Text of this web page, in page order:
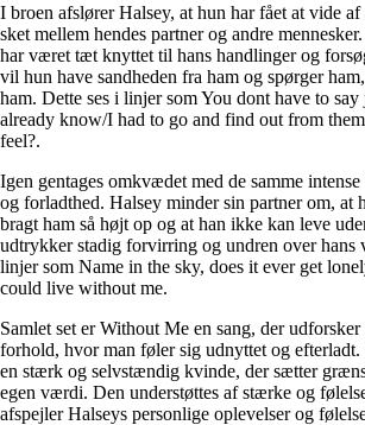
I broen afslører Halsey, at hun har fået at vide
sket mellem hendes partner og andre
har været tæt knyttet til hans handlinger og
vil hun have sandheden fra ham og spørger
ham. Dette ses i linjer som You dont have to
already know/I had to go and find out from
feel?.
Igen gentages omkvædet med de samme
og forladthed. Halsey minder sin partner om, at
bragt ham så højt op og at han ikke kan leve
udtrykker stadig forvirring og undren over hans
linjer som Name in the sky, does it ever get
could live without me.
Samlet set er Without Me en sang, der udforsker
forhold, hvor man føler sig udnyttet og efterladt.
en stærk og selvstændig kvinde, der sætter
egen værdi. Den understøttes af stærke og
afspejler Halseys personlige oplevelser og